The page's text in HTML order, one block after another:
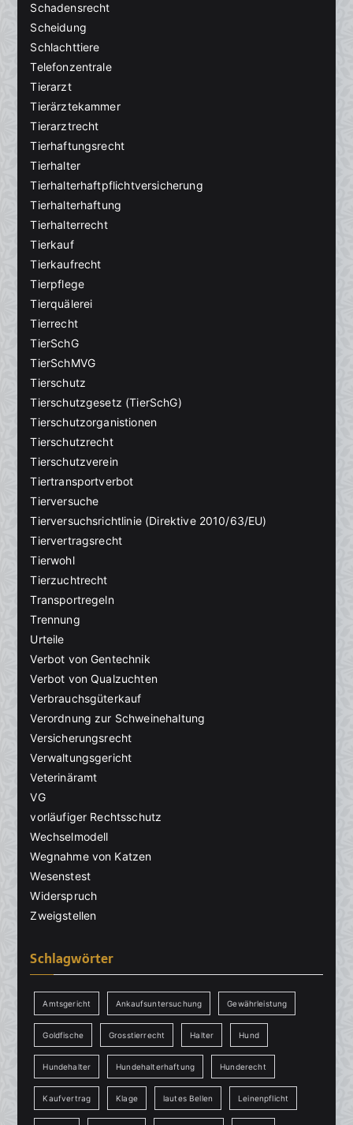
Schadensrecht
Scheidung
Schlachttiere
Telefonzentrale
Tierarzt
Tierärztekammer
Tierarztrecht
Tierhaftungsrecht
Tierhalter
Tierhalterhaftpflichtversicherung
Tierhalterhaftung
Tierhalterrecht
Tierkauf
Tierkaufrecht
Tierpflege
Tierquälerei
Tierrecht
TierSchG
TierSchMVG
Tierschutz
Tierschutzgesetz (TierSchG)
Tierschutzorganistionen
Tierschutzrecht
Tierschutzverein
Tiertransportverbot
Tierversuche
Tierversuchsrichtlinie (Direktive 2010/63/EU)
Tiervertragsrecht
Tierwohl
Tierzuchtrecht
Transportregeln
Trennung
Urteile
Verbot von Gentechnik
Verbot von Qualzuchten
Verbrauchsgüterkauf
Verordnung zur Schweinehaltung
Versicherungsrecht
Verwaltungsgericht
Veterinäramt
VG
vorläufiger Rechtsschutz
Wechselmodell
Wegnahme von Katzen
Wesenstest
Widerspruch
Zweigstellen
Schlagwörter
Amtsgericht Ankaufsuntersuchung Gewährleistung
Goldfische Grosstierrecht Halter Hund
Hundehalter Hundehalterhaftung Hunderecht
Kaufvertrag Klage lautes Bellen Leinenpflicht